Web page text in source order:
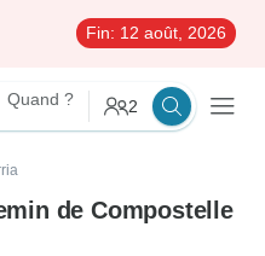
Fin: 12 août, 2026
Quand ? 2
de Compostelle